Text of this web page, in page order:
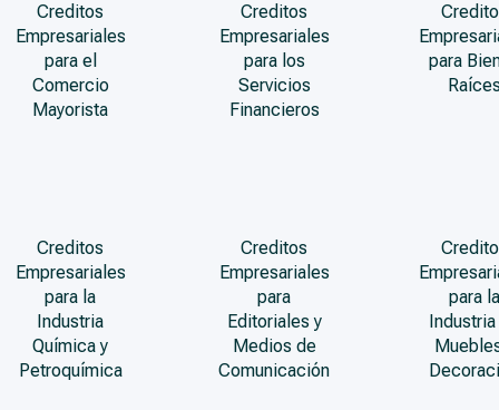
Creditos
Empresariales
para el
Comercio
Mayorista
Creditos
Empresariales
para los
Servicios
Financieros
para
Creditos
Empresariales
para la
Industria
Química y
Petroquímica
Creditos
Empresariales
para
Editoriales y
Medios de
Comunicación
para la